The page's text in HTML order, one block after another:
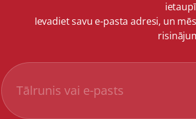
Ievadiet savu e-pasta adresi, un